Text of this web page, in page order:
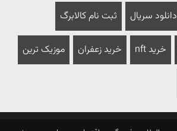
دانلود سریال ثبت نام کالابرگ
خرید nft خرید زعفران موزیک ترین